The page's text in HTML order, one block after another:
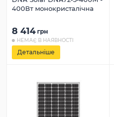
400Вт монокристалічна
8 414 грн
НЕМАЄ В НАЯВНОСТІ
Детальніше